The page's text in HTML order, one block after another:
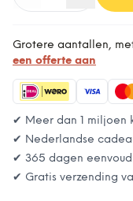
Grotere aantallen,
een offerte aan
✔ Meer dan 1 miljoen
✔ Nederlandse
✔ 365 dagen
✔ Gratis verzending